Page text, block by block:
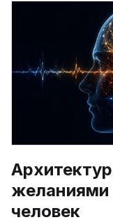
желаниями
человек